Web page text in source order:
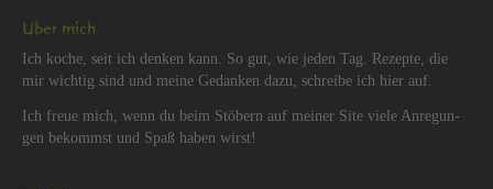
Über mich
Ich koche, seit ich den­ken kann. So gut, wie jeden Tag. Re­zep­te, die
mir wich­tig sind und meine Ge­dan­ken dazu, schrei­be ich hier auf.
Ich freue mich, wenn du beim Stö­bern auf mei­ner Site viele An­re­gun­
gen be­kommst und Spaß haben wirst!